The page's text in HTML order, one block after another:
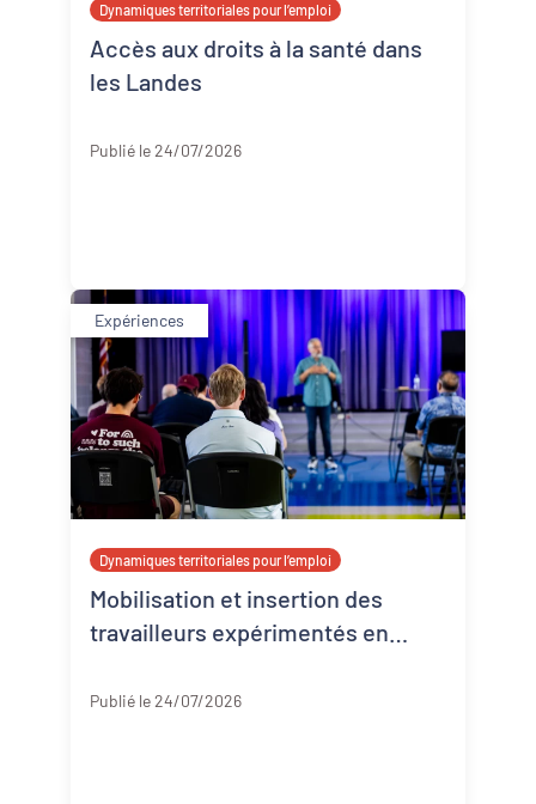
Dynamiques territoriales pour l’emploi
Accès aux droits à la santé dans
les Landes
Publié le 24/07/2026
Expériences
Dynamiques territoriales pour l’emploi
Mobilisation et insertion des
travailleurs expérimentés en
Publié le 24/07/2026